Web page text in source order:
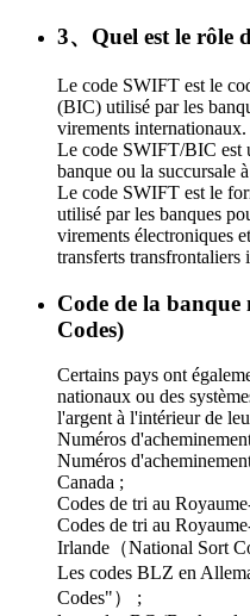
3、Quel est le rôle
Le code SWIFT est le
(BIC) utilisé par les
virements internationaux.
Le code SWIFT/BIC est
banque ou la succursale
Le code SWIFT est le
utilisé par les banques
virements électroniques
transferts transfrontaliers
Code de la
Codes)
Certains pays ont
nationaux ou des
l'argent à l'intérieur de
Numéros
Numéros
Canada ;
Codes de tri au
Codes de tri au
Irlande（National Sort
Les codes BLZ en
Codes"） ;